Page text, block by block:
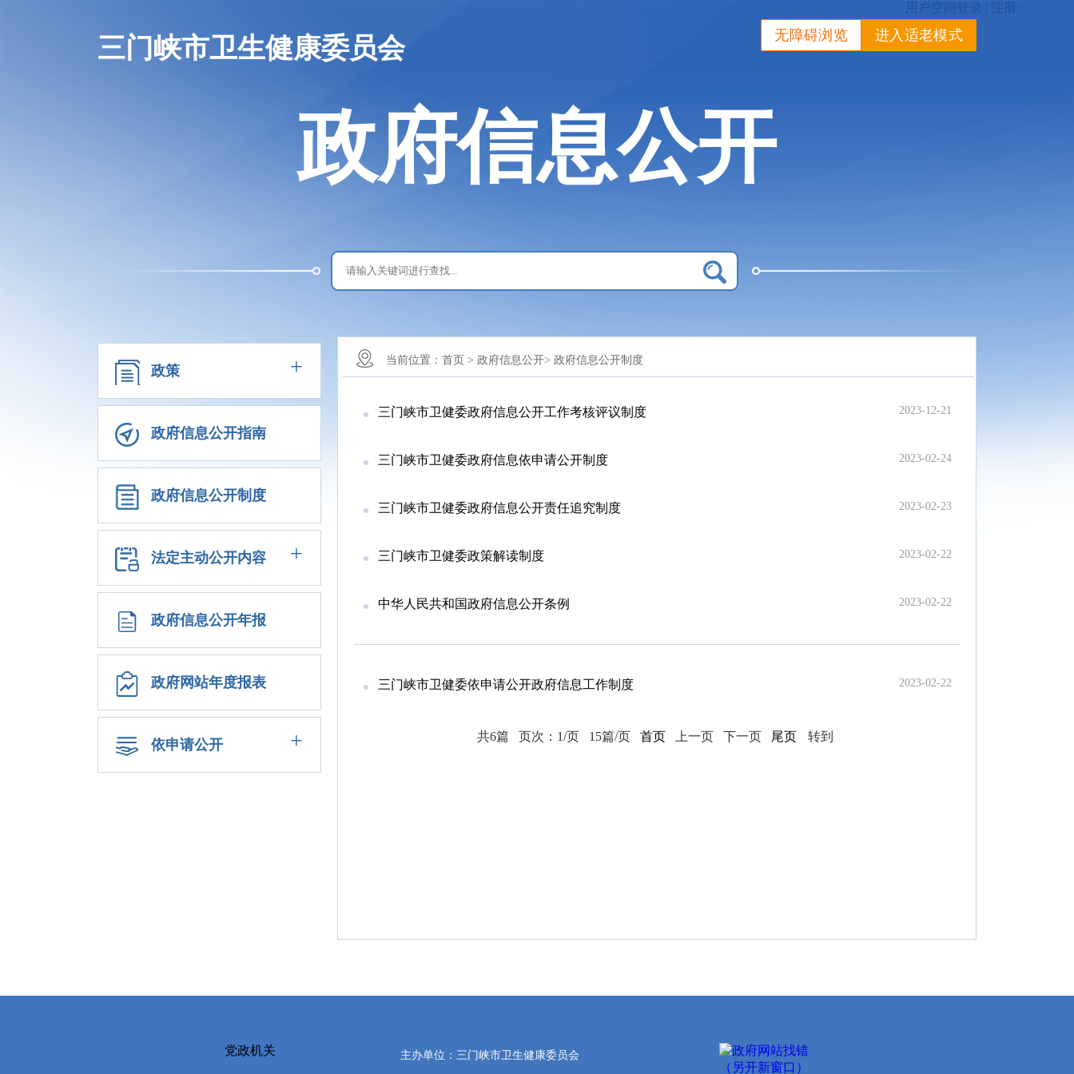
三门峡市卫生健康委员会 无障碍浏览 进入适老模式
政府信息公开
政策 +
政府信息公开指南
政府信息公开制度
法定主动公开内容 +
政府信息公开年报
政府网站年度报表
依申请公开 +
当前位置： 首页 > 政府信息公开> 政府信息公开制度
三门峡市卫健委政府信息公开工作考核评议制度 2023-12-21
三门峡市卫健委政府信息依申请公开制度​ 2023-02-24
三门峡市卫健委政府信息公开责任追究制度 2023-02-23
​‍三门峡市卫健委政策解读制度 2023-02-22
中华人民共和国政府信息公开条例 2023-02-22
三门峡市卫健委依申请公开政府信息工作制度 2023-02-22
共6篇 页次：1/页 15篇/页 首页 上一页 下一页 尾页 转到
党政机关 主办单位：三门峡市卫生健康委员会